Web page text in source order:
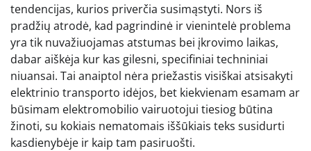
tendencijas, kurios priverčia susimąstyti. Nors iš
pradžių atrodė, kad pagrindinė ir vienintelė problema
yra tik nuvažiuojamas atstumas bei įkrovimo laikas,
dabar aiškėja kur kas gilesni, specifiniai techniniai
niuansai. Tai anaiptol nėra priežastis visiškai atsisakyti
elektrinio transporto idėjos, bet kiekvienam esamam ar
būsimam elektromobilio vairuotojui tiesiog būtina
žinoti, su kokiais nematomais iššūkiais teks susidurti
kasdienybėje ir kaip tam pasiruošti.